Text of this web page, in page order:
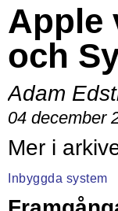
Apple
och
Adam
04 december
Inbyggda system